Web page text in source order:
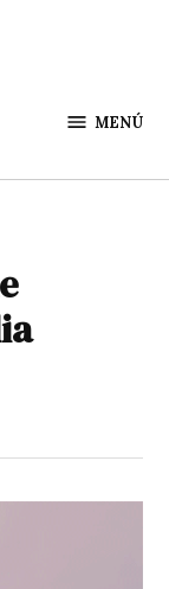
MENÚ